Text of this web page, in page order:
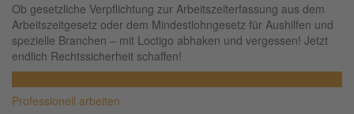
Ob gesetzliche Verpflichtung zur Arbeitszeiterfassung aus dem
Arbeitszeitgesetz oder dem Mindestlohngesetz für Aushilfen und
spezielle Branchen – mit Loctigo abhaken und vergessen! Jetzt
endlich Rechtssicherheit schaffen!
Professionell arbeiten